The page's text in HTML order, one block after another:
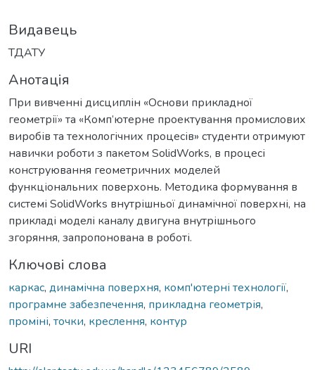
Видавець
ТДАТУ
Анотація
При вивченні дисциплін «Основи прикладної
геометрії» та «Комп’ютерне проектування промислових
виробів та технологічних процесів» студенти отримуют
навички роботи з пакетом SolidWorks, в процесі
конструювання геометричних моделей
функціональних поверхонь. Методика формування в
системі SolidWorks внутрішньої динамічної поверхні, на
прикладі моделі каналу двигуна внутрішнього
згоряння, запропонована в роботі.
Ключові слова
каркас, динамічна поверхня, комп'ютерні технології,
програмне забезпечення, прикладна геометрія,
проміні, точки, креслення, контур
URI